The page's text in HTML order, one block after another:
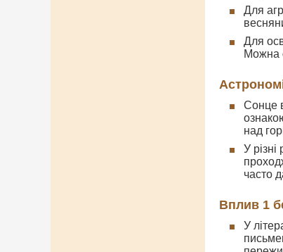
Для
Для
Можна
Сонце
над
У
часто
Вплив 1
У